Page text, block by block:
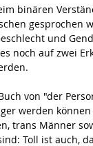
binären
gesprochen
und
noch auf zwei
von "der
werden
trans Männer
Toll ist auch,